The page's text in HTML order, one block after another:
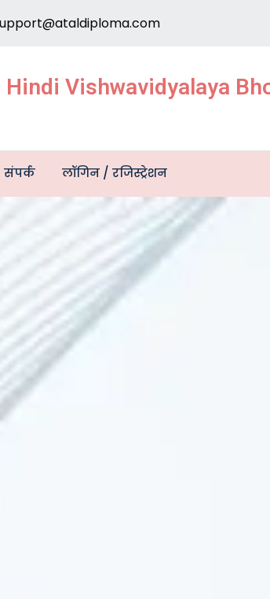
Vishwavidyalaya
संपर्क लॉगिन / रजिस्ट्रेशन